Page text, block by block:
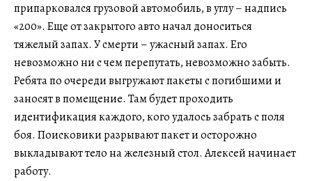
припарковался грузовой автомобиль, в углу – надпись
«200». Еще от закрытого авто начал доноситься
тяжелый запах. У смерти – ужасный запах. Его
невозможно ни с чем перепутать, невозможно забыть.
Ребята по очереди выгружают пакеты с погибшими и
заносят в помещение. Там будет проходить
идентификация каждого, кого удалось забрать с поля
боя. Поисковики разрывают пакет и осторожно
выкладывают тело на железный стол. Алексей начинает
работу.